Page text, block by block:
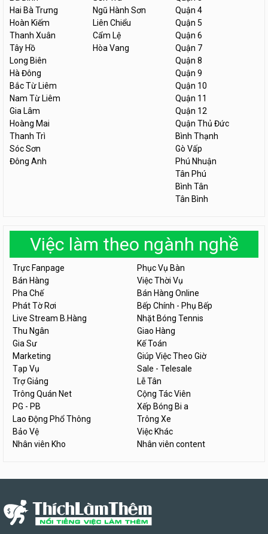
Hai Bà Trưng
Hoàn Kiếm
Thanh Xuân
Tây Hồ
Long Biên
Hà Đông
Bắc Từ Liêm
Nam Từ Liêm
Gia Lâm
Hoàng Mai
Thanh Trì
Sóc Sơn
Đông Anh
Ngũ Hành Sơn
Liên Chiểu
Cẩm Lệ
Hòa Vang
Quận 4
Quận 5
Quận 6
Quận 7
Quận 8
Quận 9
Quận 10
Quận 11
Quận 12
Quận Thủ Đức
Bình Thạnh
Gò Vấp
Phú Nhuận
Tân Phú
Bình Tân
Tân Bình
Việc làm theo ngành nghề
Trực Fanpage
Phục Vụ Bàn
Bán Hàng
Việc Thời Vụ
Pha Chế
Bán Hàng Online
Phát Tờ Rơi
Bếp Chính - Phụ Bếp
Live Stream B.Hàng
Nhặt Bóng Tennis
Thu Ngân
Giao Hàng
Gia Sư
Kế Toán
Marketing
Giúp Việc Theo Giờ
Tạp Vụ
Sale - Telesale
Trợ Giảng
Lễ Tân
Trông Quán Net
Cộng Tác Viên
PG - PB
Xếp Bóng Bi a
Lao Động Phổ Thông
Trông Xe
Bảo Vệ
Việc Khác
Nhân viên Kho
Nhân viên content